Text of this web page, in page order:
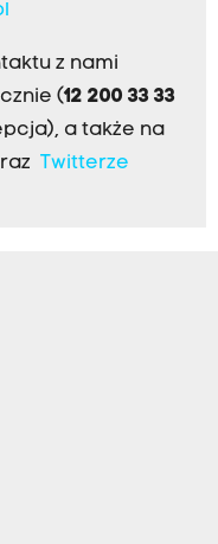
z nami
(12 200 33 33
a także na
Twitterze